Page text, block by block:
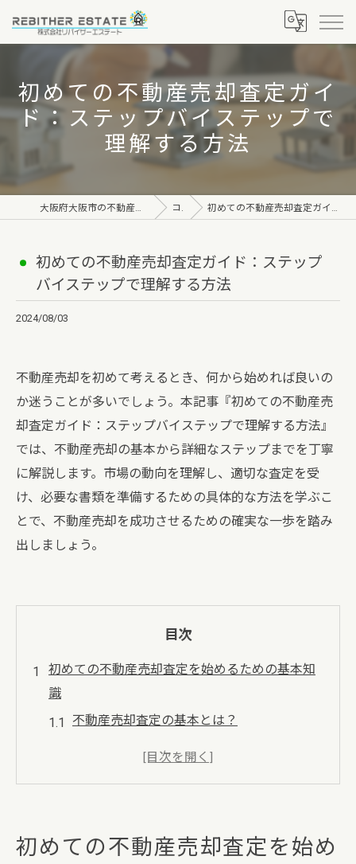
初めての不動産売却査定ガイ
ド：ステップバイステップで
理解する方法
大阪府大阪市の不動産なら株式会社リバイザーエステート コラム 初めての不動産売却査定ガイド：ステップバイステップで理解する方法
初めての不動産売却査定ガイド：ステップ
バイステップで理解する方法
2024/08/03
不動産売却を初めて考えるとき、何から始めれば良いの
か迷うことが多いでしょう。本記事『初めての不動産売
却査定ガイド：ステップバイステップで理解する方法』
では、不動産売却の基本から詳細なステップまでを丁寧
に解説します。市場の動向を理解し、適切な査定を受
け、必要な書類を準備するための具体的な方法を学ぶこ
とで、不動産売却を成功させるための確実な一歩を踏み
出しましょう。
目次
初めての不動産売却査定を始めるための基本知
識
不動産売却査定の基本とは？
査定に必要な情報の整理
査定後の次のステップ
初めての不動産売却査定を始め